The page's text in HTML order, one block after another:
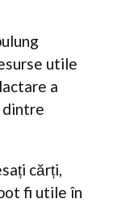
utile
a
dintre
cărți,
fi utile în